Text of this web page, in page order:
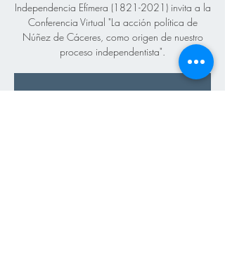
Independencia Efímera (1821-2021) invita a la
Conferencia Virtual "La acción política de
Núñez de Cáceres, como origen de nuestro
proceso independentista".